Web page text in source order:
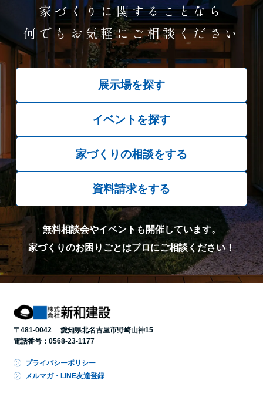
家づくりに関することなら
何でもお気軽にご相談ください
展示場を探す
イベントを探す
家づくりの相談をする
資料請求をする
無料相談会やイベントも開催しています。
家づくりのお困りごとはプロにご相談ください！
〒481-0042 愛知県北名古屋市野崎山神15
電話番号： 0568-23-1177
プライバシーポリシー
メルマガ・LINE友達登録